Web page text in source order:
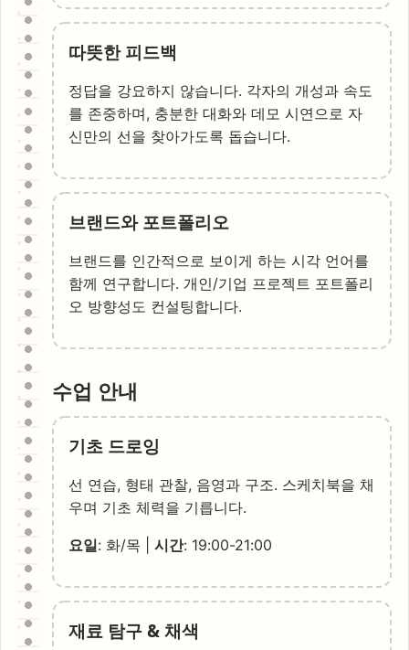
따뜻한 피드백
정답을 강요하지 않습니다. 각자의 개성과 속도
를 존중하며, 충분한 대화와 데모 시연으로 자
신만의 선을 찾아가도록 돕습니다.
브랜드와 포트폴리오
브랜드를 인간적으로 보이게 하는 시각 언어를
함께 연구합니다. 개인/기업 프로젝트 포트폴리
오 방향성도 컨설팅합니다.
수업 안내
기초 드로잉
선 연습, 형태 관찰, 음영과 구조. 스케치북을 채
우며 기초 체력을 기릅니다.
요일: 화/목 | 시간: 19:00-21:00
재료 탐구 & 채색